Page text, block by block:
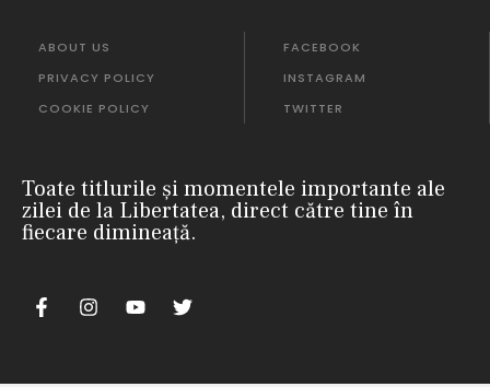
ABOUT US
PRIVACY POLICY
COOKIE POLICY
FACEBOOK
INSTAGRAM
TWITTER
Toate titlurile și momentele importante ale
zilei de la Libertatea, direct către tine în
fiecare dimineață.